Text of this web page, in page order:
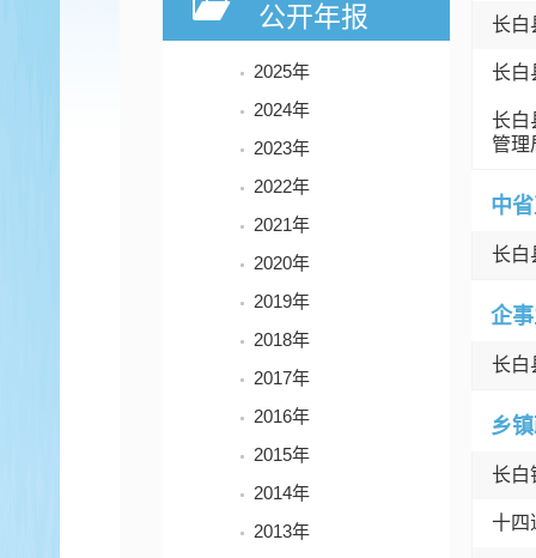
公开年报
2025年
2024年
2023年
2022年
2021年
2020年
2019年
2018年
2017年
2016年
2015年
2014年
2013年
长白
长白
长白
管理
中
长白
企
长白
乡
长白
十四